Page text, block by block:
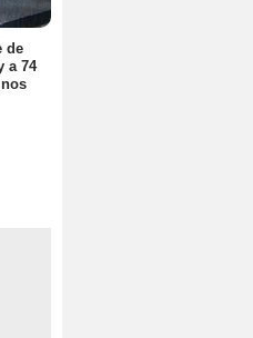
de
a 74